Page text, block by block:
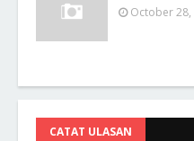
October 28,
CATAT ULASAN